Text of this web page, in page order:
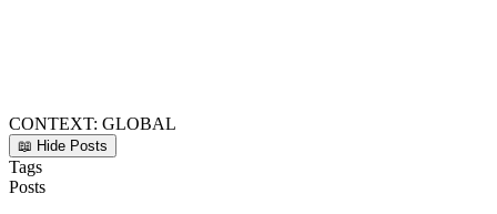
CONTEXT: GLOBAL
📖 Hide Posts
Tags
Posts